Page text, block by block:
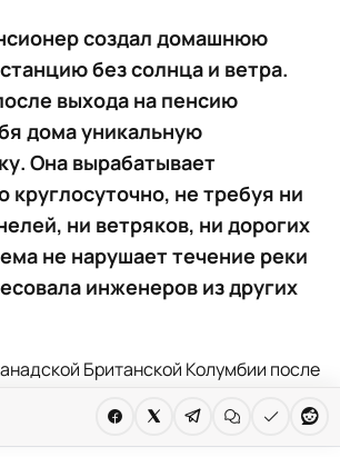
создал домашнюю
без солнца и ветра.
выхода на пенсию
дома уникальную
Она вырабатывает
круглосуточно, не требуя ни
ни ветряков, ни дорогих
не нарушает течение реки
инженеров из других
Британской Колумбии после
Вместо этого он построил у себя